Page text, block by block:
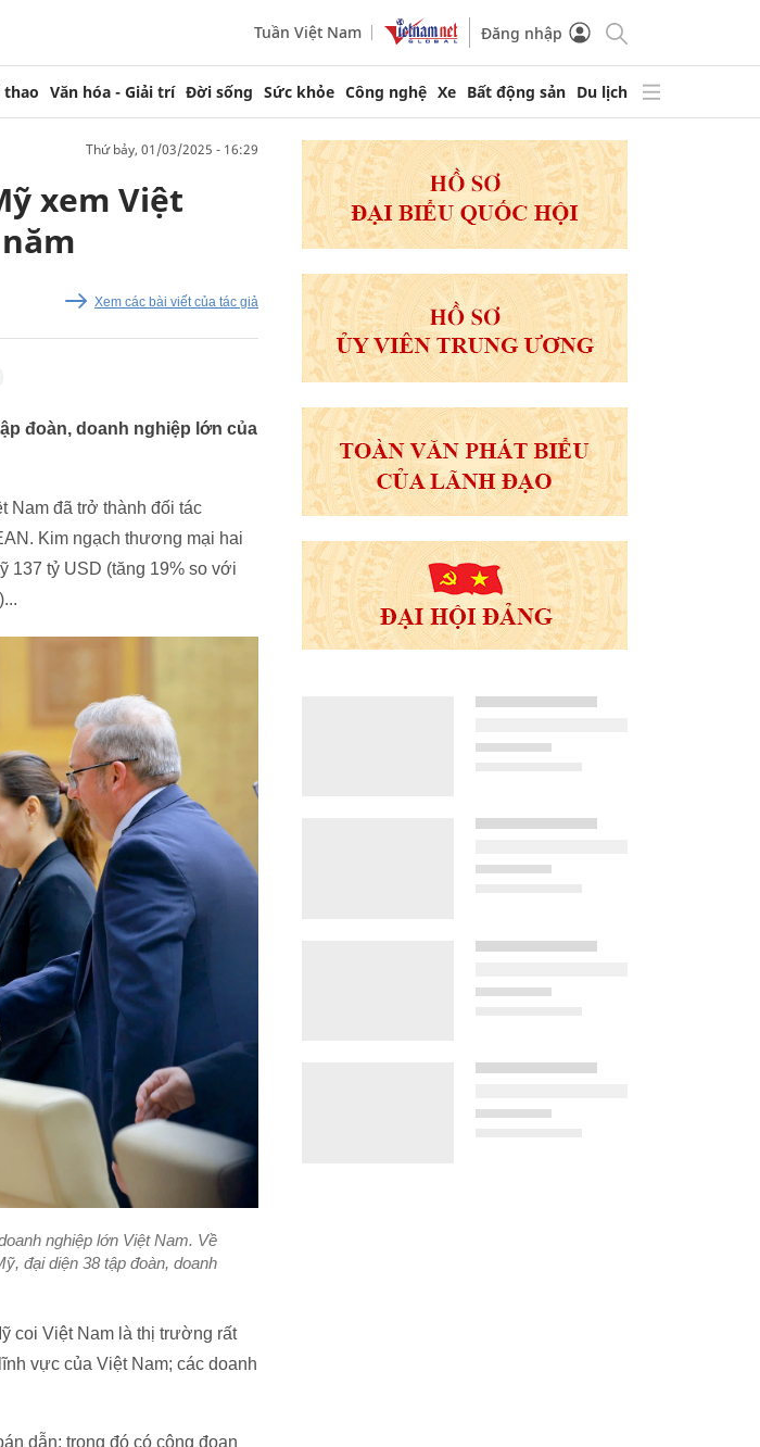
Tuần Việt Nam Đăng nhập
thao Văn hóa - Giải trí Đời sống Sức khỏe Công nghệ Xe Bất động sản Du lịch
thứ bảy, 01/03/2025 - 16:29
xem Việt
Xem các bài viết của tác giả
đoàn, doanh nghiệp lớn của
Nam đã trở thành đối tác
Kim ngạch thương mại hai
137 tỷ USD (tăng 19% so với
nghiệp lớn Việt Nam. Về
đại diện 38 tập đoàn, doanh
coi Việt Nam là thị trường rất
vực của Việt Nam; các doanh
dẫn; trong đó có công đoạn